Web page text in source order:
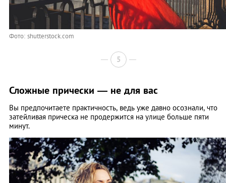
Фото: shutterstock.com
5
Сложные прически — не для вас
Вы предпочитаете практичность, ведь уже давно осознали, что
затейливая прическа не продержится на улице больше пяти
минут.